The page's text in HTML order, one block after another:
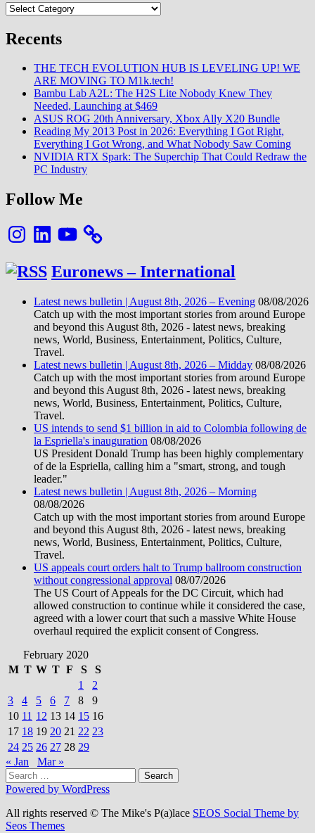
Categories
Recents
THE TECH EVOLUTION HUB IS LEVELING UP! WE
ARE MOVING TO M1k.tech!
Bambu Lab A2L: The H2S Lite Nobody Knew They
Needed, Launching at $469
ASUS ROG 20th Anniversary, Xbox Ally X20 Bundle
Reading My 2013 Post in 2026: Everything I Got Right,
Everything I Got Wrong, and What Nobody Saw Coming
NVIDIA RTX Spark: The Superchip That Could Redraw the
PC Industry
Follow Me
InstagramLinkedInYouTube
Euronews – International
Latest news bulletin | August 8th, 2026 – Evening 08/08/2026
Catch up with the most important stories from around Europe
and beyond this August 8th, 2026 - latest news, breaking
news, World, Business, Entertainment, Politics, Culture,
Travel.
Latest news bulletin | August 8th, 2026 – Midday 08/08/2026
Catch up with the most important stories from around Europe
and beyond this August 8th, 2026 - latest news, breaking
news, World, Business, Entertainment, Politics, Culture,
Travel.
US intends to send $1 billion in aid to Colombia following de
la Espriella's inauguration 08/08/2026
US President Donald Trump has been highly complementary
of de la Espriella, calling him a "smart, strong, and tough
leader."
Latest news bulletin | August 8th, 2026 – Morning
08/08/2026
Catch up with the most important stories from around Europe
and beyond this August 8th, 2026 - latest news, breaking
news, World, Business, Entertainment, Politics, Culture,
Travel.
US appeals court orders halt to Trump ballroom construction
without congressional approval 08/07/2026
The US Court of Appeals for the DC Circuit, which had
allowed construction to continue while it considered the case,
agreed with a lower court that such a massive White House
overhaul required the explicit consent of Congress.
February 2020
M T W T F S
S
1
2
3
4 5 6 7 8
9
10 11 12 13 14 15 16
17 18 19 20 21 22 23
24 25 26 27 28 29
« Jan
Mar »
Search
for:
Powered by WordPress
All rights reserved © The Mike's P(a)lace SEOS Social Theme by
Seos Themes